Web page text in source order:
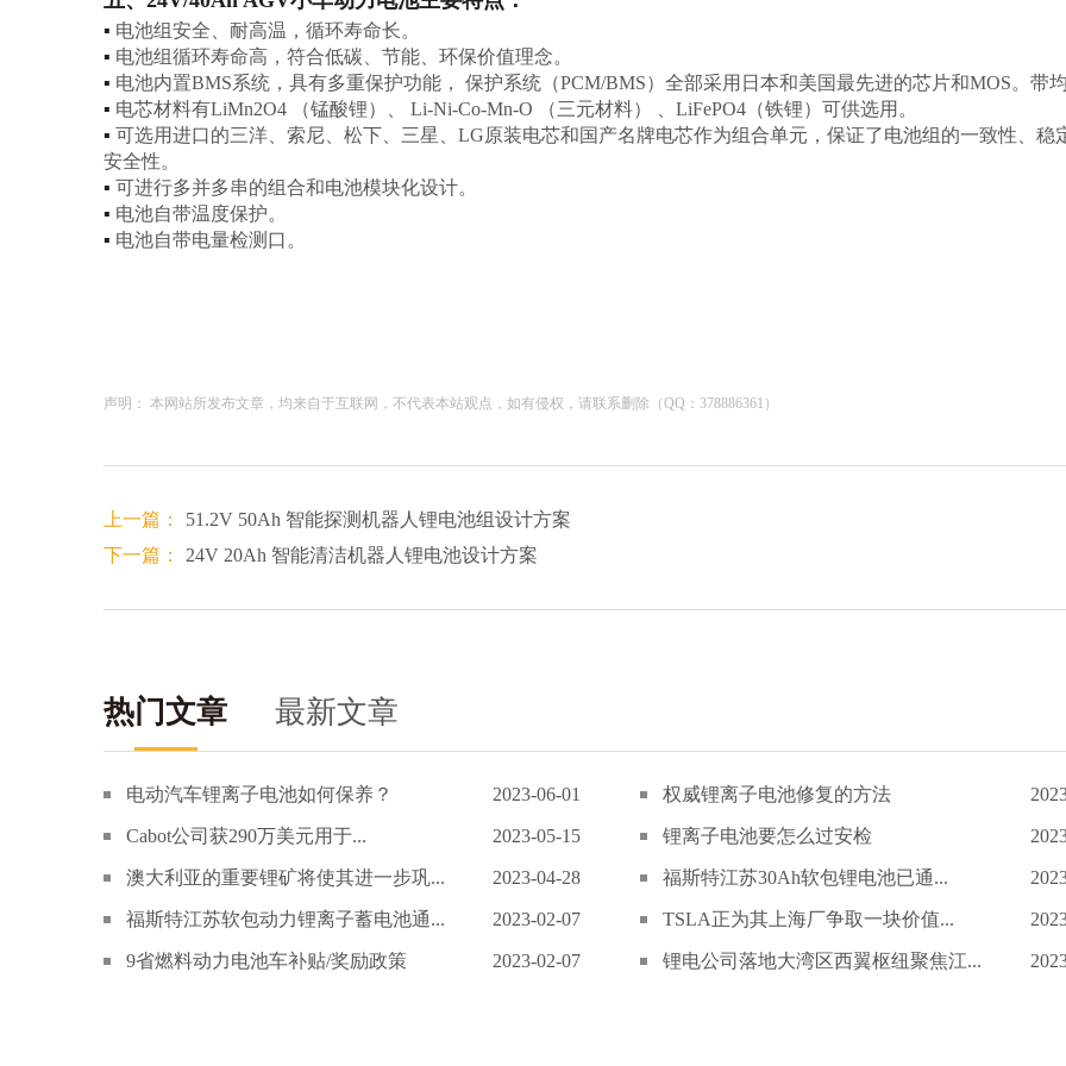
▪ 电池组安全、耐高温，循环寿命长。
▪ 电池组循环寿命高，符合低碳、节能、环保价值理念。
▪ 电池内置BMS系统，具有多重保护功能， 保护系统（PCM/BMS）全部采用日本和美国最先进的芯片和MOS。带均
▪ 电芯材料有LiMn2O4 （锰酸锂）、 Li-Ni-Co-Mn-O （三元材料） 、LiFePO4（铁锂）可供选用。
▪ 可选用进口的三洋、索尼、松下、三星、LG原装电芯和国产名牌电芯作为组合单元，保证了电池组的一致性、稳
安全性。
▪ 可进行多并多串的组合和电池模块化设计。
▪ 电池自带温度保护。
▪ 电池自带电量检测口。
声明： 本网站所发布文章，均来自于互联网，不代表本站观点，如有侵权，请联系删除（QQ：378886361）
上一篇：
51.2V 50Ah 智能探测机器人锂电池组设计方案
下一篇：
24V 20Ah 智能清洁机器人锂电池设计方案
热门文章 最新文章
电动汽车锂离子电池如何保养？ 2023-06-01 权威锂离子电池修复的方法
Cabot公司获290万美元用于... 2023-05-15 锂离子电池要怎么过安检
澳大利亚的重要锂矿将使其进一步巩... 2023-04-28 福斯特江苏30Ah软包锂电池已通...
福斯特江苏软包动力锂离子蓄电池通... 2023-02-07 TSLA正为其上海厂争取一块价值...
9省燃料动力电池车补贴/奖励政策 2023-02-07 锂电公司落地大湾区西翼枢纽聚焦江...